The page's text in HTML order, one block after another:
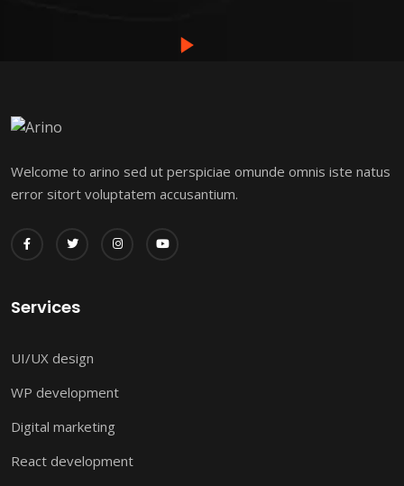
Welcome to arino sed ut perspiciae omunde omnis iste natus
error sitort voluptatem accusantium.
Services
UI/UX design
WP development
Digital marketing
React development